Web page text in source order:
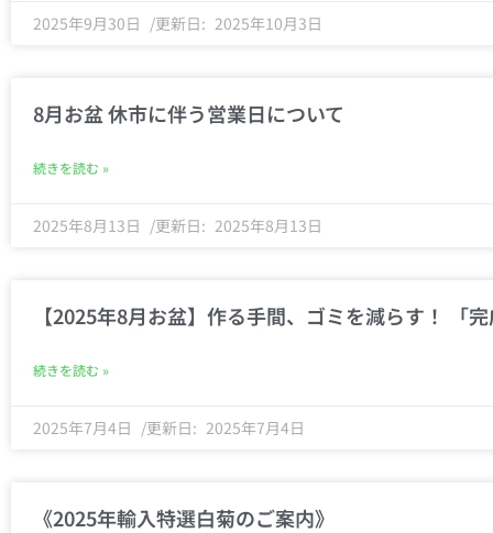
2025年9月30日 2025年10月3日
8月お盆 休市に伴う営業日について
続きを読む »
2025年8月13日 2025年8月13日
【2025年8月お盆】作る手間、ゴミを減らす！ 「
続きを読む »
2025年7月4日 2025年7月4日
《2025年輸入特選白菊のご案内》